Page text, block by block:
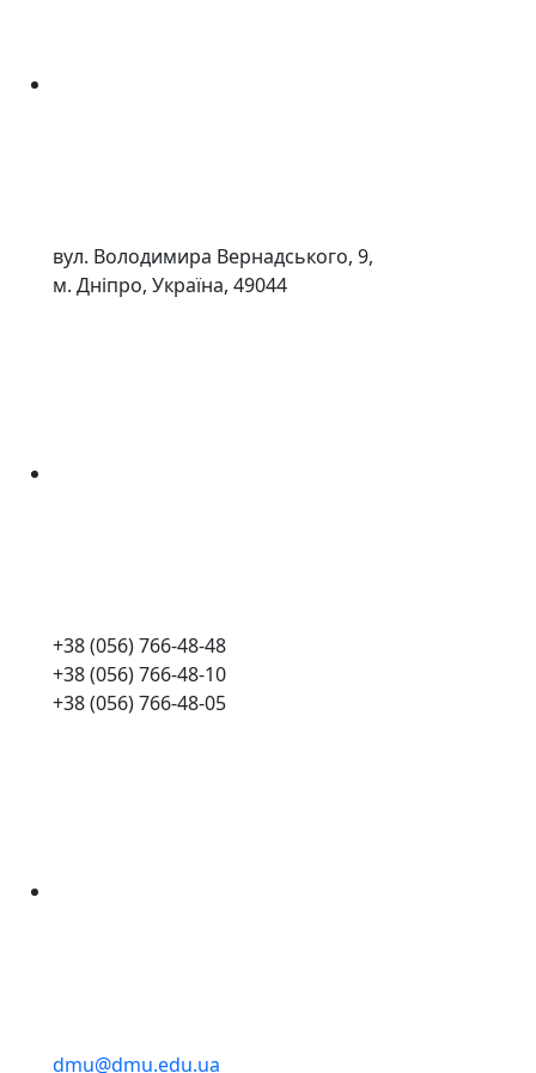
вул. Володимира Вернадського, 9,
м. Дніпро, Україна, 49044
+38 (056) 766-48-48
+38 (056) 766-48-10
+38 (056) 766-48-05
dmu@dmu.edu.ua